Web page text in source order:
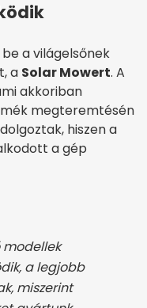
a világelsőnek
a Solar Mowert. A
akkoriban
megteremtésén
hiszen a
a gép
modellek
a legjobb
miszerint